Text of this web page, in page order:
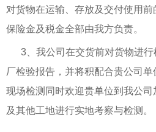
对货物在运输、存放及交付使用前
保险金及税金全部由我方负责。
3、我公司在交货前对货物进行
厂检验报告，并将积配合贵公司单
现场检测同时欢迎贵单位到我公
及其他工地进行实地考察与检测。